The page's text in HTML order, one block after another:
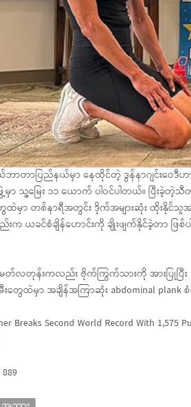
ဘာတာပြည်နယ်မှာ နေထိုင်တဲ့ ဒွန်နာဂျင်းဝေဒီဟ
ဖွဲ့မှာ သူ့မြေး ၁၁ ယောက် ပါဝင်ပါတယ်။ ပြီး
ေထဲမှာ တစ်နာရီအတွင်း ဒိုက်အများဆုံး ထိုးနိုင်သူ
က ယခင်စံချိန်ဟောင်းကို ချိုးဖျက်နိုင်ခဲ့တာ ဖြ
တ်လတုန်းကလည်း ဗိုက်ကြွက်သားကို အားပြုပြီး
းတွေထဲမှာ အချိန်အကြာဆုံး abdominal plank
Breaks Second World Record With 1,575
889